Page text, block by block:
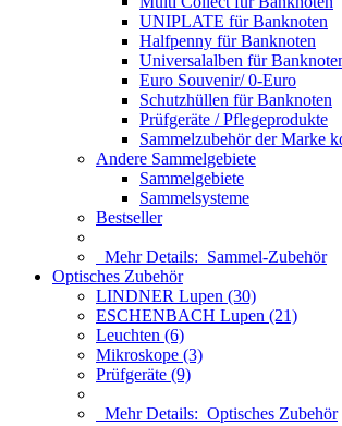
UNIPLATE für Banknoten
Halfpenny für Banknoten
Universalalben für
Euro Souvenir/ 0-Euro
Schutzhüllen für Banknoten
Prüfgeräte / Pflegeprodukte
Sammelzubehör der Marke
Andere Sammelgebiete
Sammelgebiete
Sammelsysteme
Bestseller
Mehr Details: Sammel-Zubehör
Optisches Zubehör
LINDNER Lupen (30)
ESCHENBACH Lupen (21)
Leuchten (6)
Mikroskope (3)
Prüfgeräte (9)
Mehr Details: Optisches Zubehör